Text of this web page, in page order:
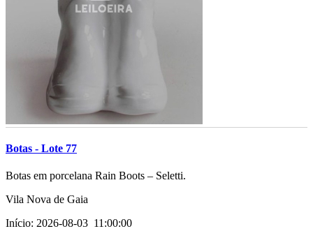
Botas - Lote 77
­­­­Botas em porcelana Rain Boots – Seletti.
Vila Nova de Gaia
Início: 2026-08-03 11:00:00